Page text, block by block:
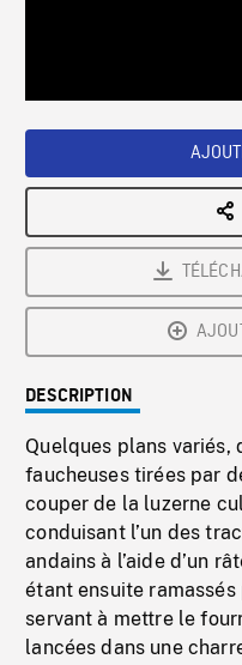
DESCRIPTION
Quelques plans variés,
faucheuses tirées par
couper de la luzerne
conduisant l’un des
andains à l’aide d’un
étant ensuite
servant à mettre le
lancées dans une